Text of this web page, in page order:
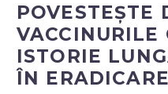
POVESTEȘTE
VACCINURILE
ISTORIE
ÎN